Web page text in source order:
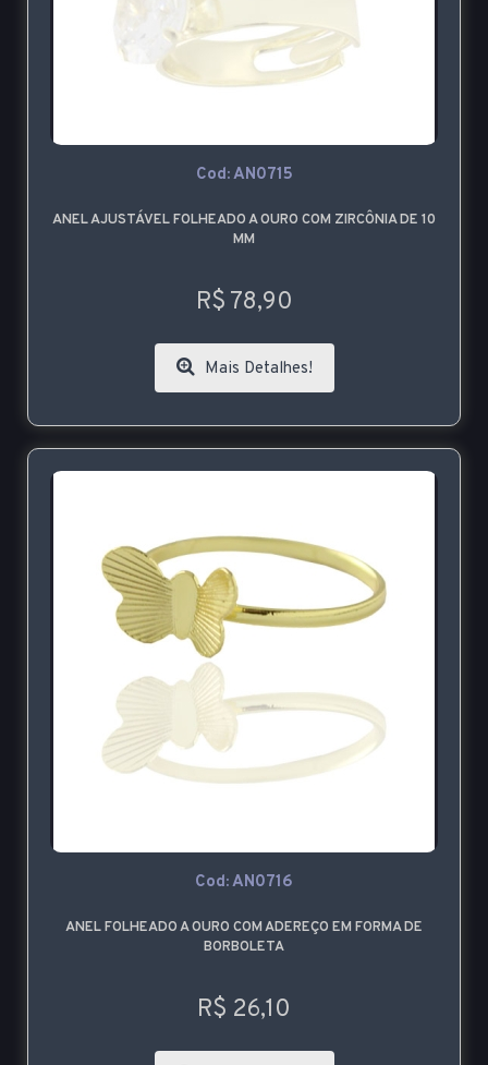
Cod: AN0715
ANEL AJUSTÁVEL FOLHEADO A OURO COM ZIRCÔNIA DE 10
MM
R$ 78,90
Mais Detalhes!
Cod: AN0716
ANEL FOLHEADO A OURO COM ADEREÇO EM FORMA DE
BORBOLETA
R$ 26,10